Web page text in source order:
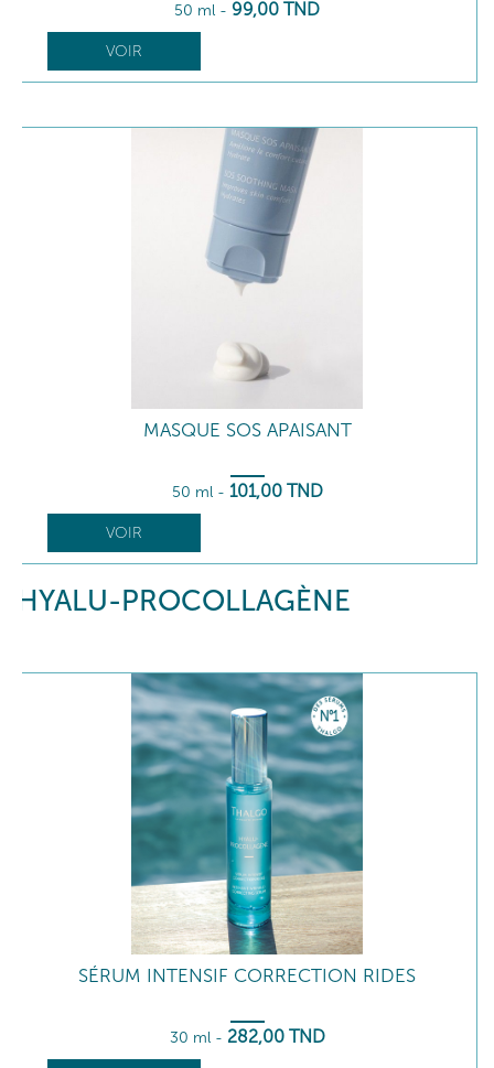
50 ml - 99,00 TND
VOIR
MASQUE SOS APAISANT
50 ml - 101,00 TND
VOIR
HYALU-PROCOLLAGÈNE
SÉRUM INTENSIF CORRECTION RIDES
30 ml - 282,00 TND